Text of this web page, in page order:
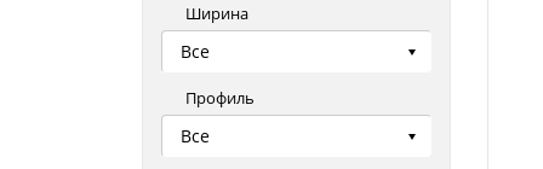
Ширина
Все
Профиль
Все